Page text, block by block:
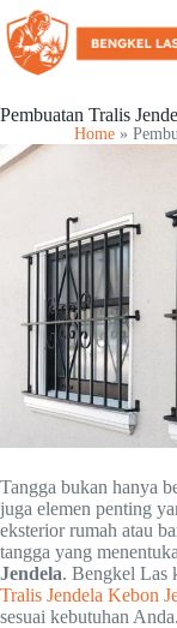
Pembuatan Tralis
Home »
Tangga bukan hanya
juga elemen penting
eksterior rumah atau
tangga yang
Jendela. Bengkel Las
Tralis Jendela Kebon
sesuai kebutuhan Anda.